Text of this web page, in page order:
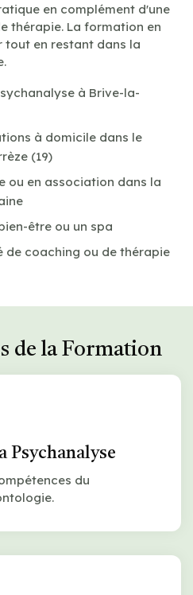
en complément d'une
thérapie. La formation en
tout en restant dans la
à Brive-la-
à domicile dans le
(19)
ou en association dans la
être ou un spa
de coaching ou de thérapie
de la Formation
du